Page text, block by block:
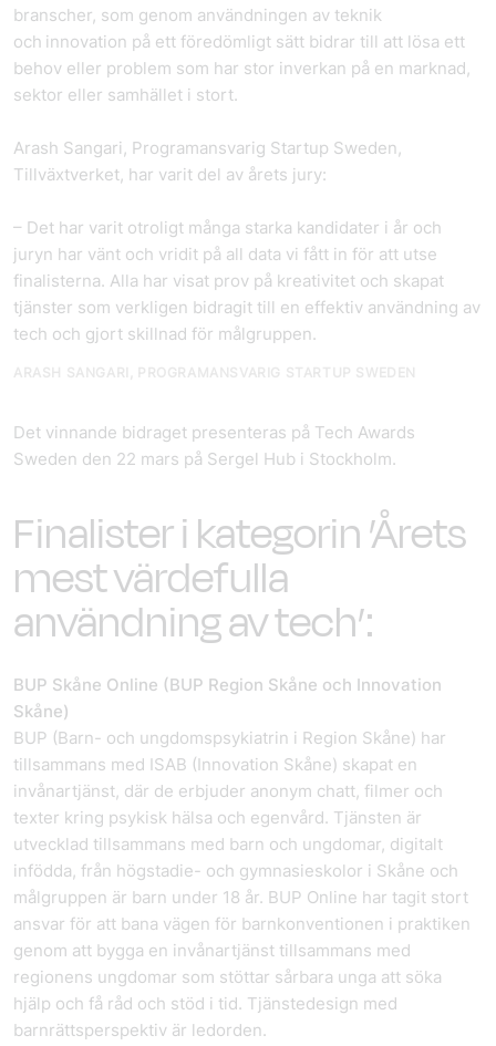
branscher, som genom användningen av teknik
och innovation på ett föredömligt sätt bidrar till att lösa ett
behov eller problem som har stor inverkan på en marknad,
sektor eller samhället i stort.
Arash Sangari, Programansvarig Startup Sweden,
Tillväxtverket, har varit del av årets jury:
– Det har varit otroligt många starka kandidater i år och
juryn har vänt och vridit på all data vi fått in för att utse
finalisterna. Alla har visat prov på kreativitet och skapat
tjänster som verkligen bidragit till en effektiv användning av
tech och gjort skillnad för målgruppen.
Det vinnande bidraget presenteras på Tech Awards
Sweden den 22 mars på Sergel Hub i Stockholm.
Finalister i kategorin ’Årets
mest värdefulla
användning av tech’:
BUP Skåne Online (BUP Region Skåne och Innovation
Skåne)
BUP (Barn- och ungdomspsykiatrin i Region Skåne) har
tillsammans med ISAB (Innovation Skåne) skapat en
invånartjänst, där de erbjuder anonym chatt, filmer och
texter kring psykisk hälsa och egenvård. Tjänsten är
utvecklad tillsammans med barn och ungdomar, digitalt
infödda, från högstadie- och gymnasieskolor i Skåne och
målgruppen är barn under 18 år. BUP Online har tagit stort
ansvar för att bana vägen för barnkonventionen i praktiken
genom att bygga en invånartjänst tillsammans med
regionens ungdomar som stöttar sårbara unga att söka
hjälp och få råd och stöd i tid. Tjänstedesign med
barnrättsperspektiv är ledorden.